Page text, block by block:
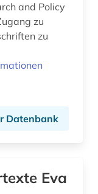
and Policy
zu
zu
Datenbank
Eva